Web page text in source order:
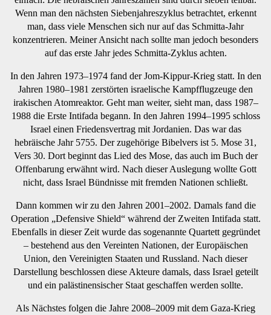
Wenn man den nächsten Siebenjahreszyklus betrachtet, erkennt
man, dass viele Menschen sich nur auf das Schmitta-Jahr
konzentrieren. Meiner Ansicht nach sollte man jedoch besonders
auf das erste Jahr jedes Schmitta-Zyklus achten.
In den Jahren 1973–1974 fand der Jom-Kippur-Krieg statt. In den
Jahren 1980–1981 zerstörten israelische Kampfflugzeuge den
irakischen Atomreaktor. Geht man weiter, sieht man, dass 1987–
1988 die Erste Intifada begann. In den Jahren 1994–1995 schloss
Israel einen Friedensvertrag mit Jordanien. Das war das
hebräische Jahr 5755. Der zugehörige Bibelvers ist 5. Mose 31,
Vers 30. Dort beginnt das Lied des Mose, das auch im Buch der
Offenbarung erwähnt wird. Nach dieser Auslegung wollte Gott
nicht, dass Israel Bündnisse mit fremden Nationen schließt.
Dann kommen wir zu den Jahren 2001–2002. Damals fand die
Operation „Defensive Shield“ während der Zweiten Intifada statt.
Ebenfalls in dieser Zeit wurde das sogenannte Quartett gegründet
– bestehend aus den Vereinten Nationen, der Europäischen
Union, den Vereinigten Staaten und Russland. Nach dieser
Darstellung beschlossen diese Akteure damals, dass Israel geteilt
und ein palästinensischer Staat geschaffen werden sollte.
Als Nächstes folgen die Jahre 2008–2009 mit dem Gaza-Krieg